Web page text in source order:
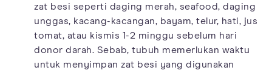
zat besi seperti daging merah, seafood, daging
unggas, kacang-kacangan, bayam, telur, hati, jus
tomat, atau kismis 1-2 minggu sebelum hari
donor darah. Sebab, tubuh memerlukan waktu
untuk menyimpan zat besi yang digunakan